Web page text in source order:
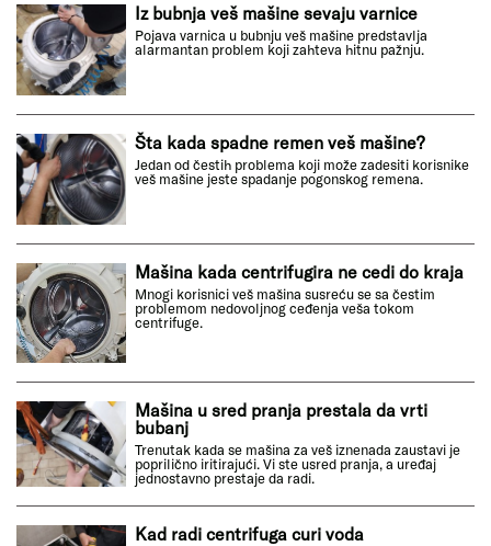
Iz bubnja veš mašine sevaju varnice
Pojava varnica u bubnju veš mašine predstavlja
alarmantan problem koji zahteva hitnu pažnju.
Šta kada spadne remen veš mašine?
Jedan od čestih problema koji može zadesiti korisnike
veš mašine jeste spadanje pogonskog remena.
Mašina kada centrifugira ne cedi do kraja
Mnogi korisnici veš mašina susreću se sa čestim
problemom nedovoljnog ceđenja veša tokom
centrifuge.
Mašina u sred pranja prestala da vrti
bubanj
Trenutak kada se mašina za veš iznenada zaustavi je
poprilično iritirajući. Vi ste usred pranja, a uređaj
jednostavno prestaje da radi.
Kad radi centrifuga curi voda